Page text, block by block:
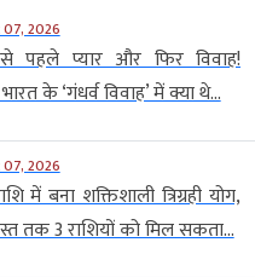
2026
पहले प्यार और फिर विवाह!
भारत के ‘गंधर्व विवाह’ में क्या थे...
2026
में बना शक्तिशाली त्रिग्रही योग,
तक 3 राशियों को मिल सकता...